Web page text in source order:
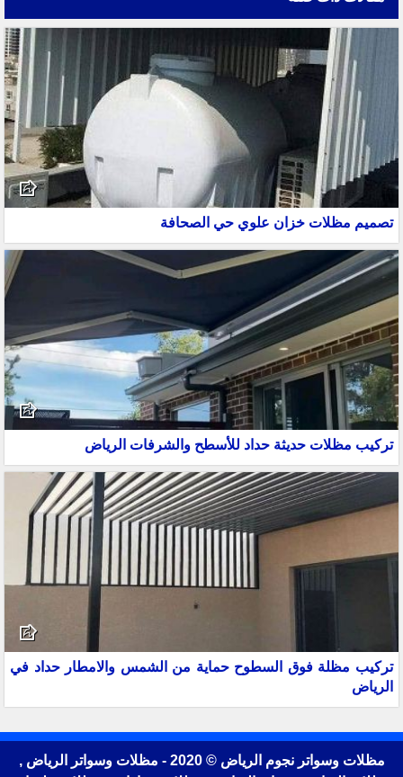
تصميم مظلات خزان علوي حي الصحافة
تركيب مظلات حديثة حداد للأسطح والشرفات الرياض
تركيب مظلة فوق السطوح حماية من الشمس والامطار حداد في
الرياض
مظلات وسواتر نجوم الرياض © 2020 - مظلات وسواتر الرياض ,